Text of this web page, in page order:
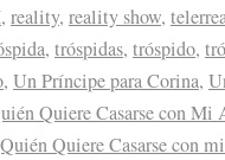
, reality, reality show,
, tróspidas, tróspido,
, Un Príncipe para Corina,
Quiere Casarse con Mi
Quiere Casarse con